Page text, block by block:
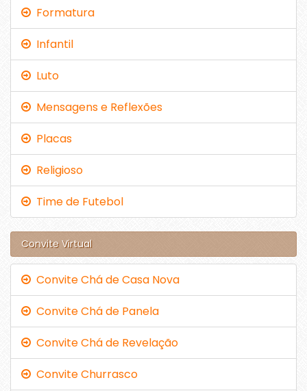
Formatura
Infantil
Luto
Mensagens e Reflexões
Placas
Religioso
Time de Futebol
Convite Virtual
Convite Chá de Casa Nova
Convite Chá de Panela
Convite Chá de Revelação
Convite Churrasco